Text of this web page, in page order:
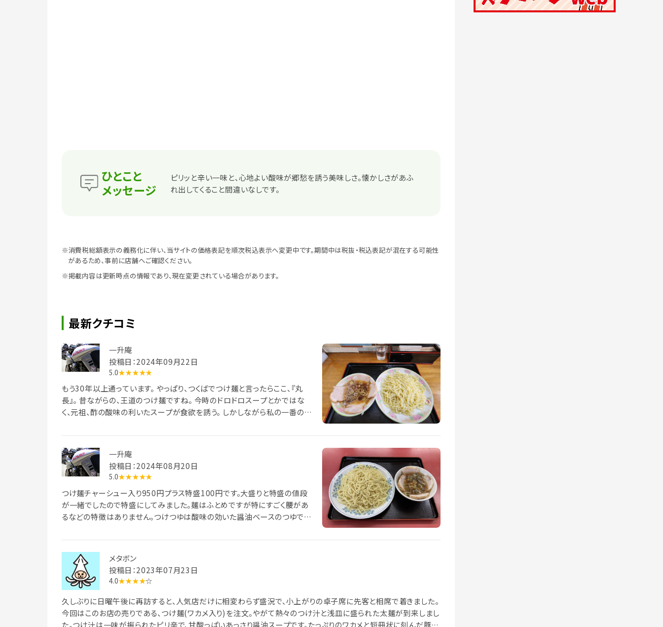
ひとこと
メッセージ
ピリッと辛い一味と、心地よい酸味が郷愁を誘う美味しさ。懐かしさがあふ
れ出してくること間違いなしです。
※消費税総額表示の義務化に伴い、当サイトの価格表記を順次税込表示へ変更中です。期間中は税抜・税込表記が混在する可能性
があるため、事前に店舗へご確認ください。
※掲載内容は更新時点の情報であり、現在変更されている場合があります。
最新クチコミ
一升庵
投稿日：2024年09月22日
5.0★★★★★
もう30年以上通っています。 やっぱり、つくばでつけ麺と言ったらここ、『丸
長』。 昔ながらの、王道のつけ麺ですね。 今時のドロドロスープとかではな
く、元祖、酢の酸味の利いたスープが食欲を誘う。 しかしながら私の一番の押
すくらい熱々で辛くて美味いです。
一升庵
投稿日：2024年08月20日
5.0★★★★★
つけ麺チャーシュー入り950円プラス特盛100円です。大盛りと特盛の値段
が一緒でしたので特盛にしてみました。麺はふとめですが特にすごく腰があ
るなどの特徴はありません。つけつゆは酸味の効いた醤油ベースのつゆでサ
メタボン
投稿日：2023年07月23日
4.0★★★★☆
久しぶりに日曜午後に再訪すると、人気店だけに相変わらず盛況で、小上がりの卓子席に先客と相席で着きました。
今回はこのお店の売りである、つけ麺(ワカメ入り)を注文。やがて熱々のつけ汁と浅皿に盛られた太麺が到来しまし
た。つけ汁は一味が振られたピリ辛で、甘酸っぱいあっさり醤油スープです。たっぷりのワカメと短冊状に刻んだ豚ロ